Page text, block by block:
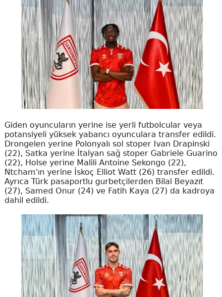
Giden oyuncuların yerine ise yerli futbolcular veya
potansiyeli yüksek yabancı oyunculara transfer edildi.
Drongelen yerine Polonyalı sol stoper Ivan Drapinski
(22), Satka yerine İtalyan sağ stoper Gabriele Guarino
(22), Holse yerine Malili Antoine Sekongo (22),
Ntcham'ın yerine İskoç Elliot Watt (26) transfer edildi.
Ayrıca Türk pasaportlu gurbetçilerden Bilal Beyazıt
(27), Samed Onur (24) ve Fatih Kaya (27) da kadroya
dahil edildi.